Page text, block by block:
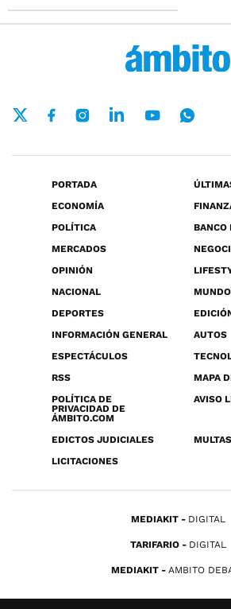
PORTADA
ECONOMÍA
POLÍTICA
BANCO
MERCADOS
OPINIÓN
NACIONAL
MUNDO
DEPORTES
INFORMACIÓN GENERAL
AUTOS
ESPECTÁCULOS
RSS
MAPA
POLÍTICA DE
PRIVACIDAD DE
ÁMBITO.COM
AVISO
EDICTOS JUDICIALES
MULTAS
LICITACIONES
MEDIAKIT DIGITAL
TARIFARIO DIGITAL
MEDIAKIT AMBITO